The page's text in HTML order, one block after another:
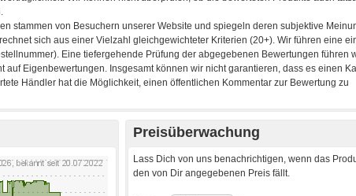
Preisüberwachung
Lass Dich von uns benachrichtigen, wenn das
den von Dir angegebenen Preis fällt.